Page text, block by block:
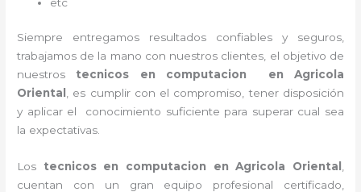
Siempre entregamos resultados confiables y seguros,
trabajamos de la mano con nuestros clientes, el objetivo de
nuestros tecnicos en computacion en Agricola
Oriental
, es cumplir con el compromiso, tener disposición
y aplicar el conocimiento suficiente para superar cual sea
la expectativas.
Los tecnicos en computacion en Agricola Oriental
cuentan con un gran equipo profesional certificado,